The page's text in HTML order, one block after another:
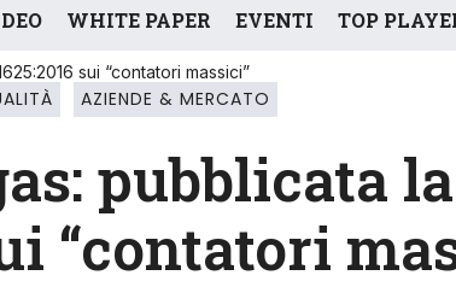
WHITE PAPER EVENTI TOP
sui “contatori massici”
AZIENDE & MERCATO
pubblicata
“contatori